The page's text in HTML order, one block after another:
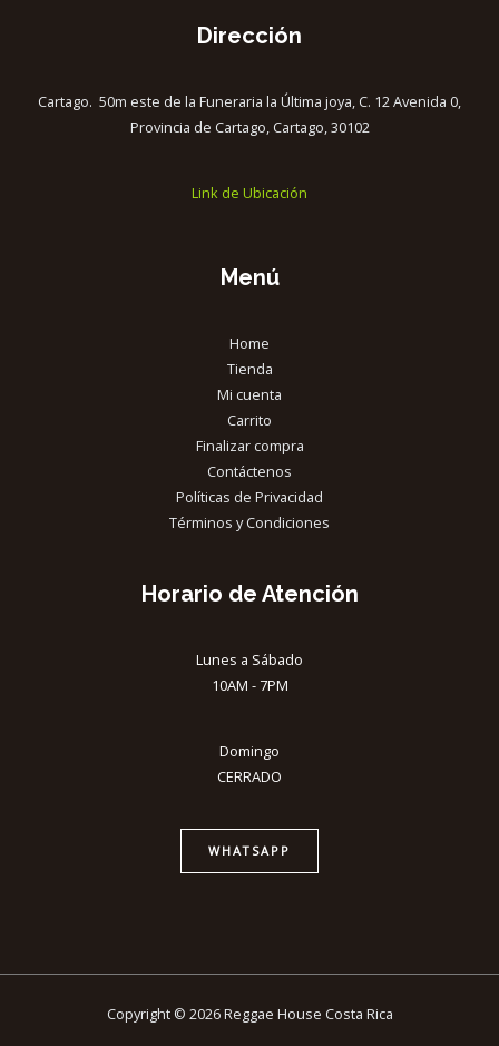
Dirección
Cartago. 50m este de la Funeraria la Última joya, C. 12 Avenida 0,
Provincia de Cartago, Cartago, 30102
Link de Ubicación
Menú
Home
Tienda
Mi cuenta
Carrito
Finalizar compra
Contáctenos
Políticas de Privacidad
Términos y Condiciones
Horario de Atención
Lunes a Sábado
10AM - 7PM
Domingo
CERRADO
WHATSAPP
Copyright © 2026 Reggae House Costa Rica